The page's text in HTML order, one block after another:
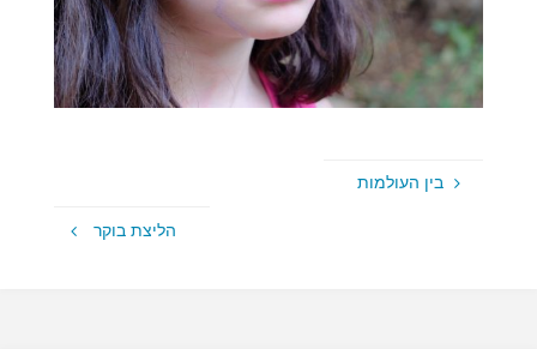
בין העולמות
הליצת בוקר